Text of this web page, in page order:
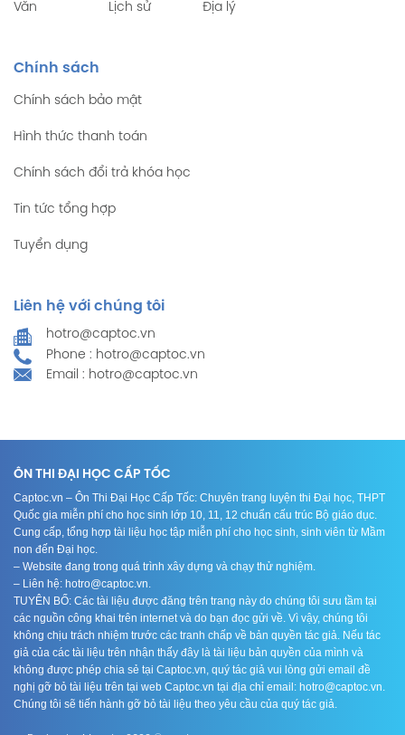
Văn Lịch sử Địa lý
Chính sách
Chính sách bảo mật
Hình thức thanh toán
Chính sách đổi trả khóa học
Tin tức tổng hợp
Tuyển dụng
Liên hệ với chúng tôi
hotro@captoc.vn
Phone : hotro@captoc.vn
Email : hotro@captoc.vn
ÔN THI ĐẠI HỌC CẤP TỐC
Captoc.vn – Ôn Thi Đại Học Cấp Tốc: Chuyên trang luyện thi Đại học, THPT
Quốc gia miễn phí cho học sinh lớp 10, 11, 12 chuẩn cấu trúc Bộ giáo dục.
Cung cấp, tổng hợp tài liệu học tập miễn phí cho học sinh, sinh viên từ Mầm
non đến Đại học.
– Website đang trong quá trình xây dựng và chạy thử nghiệm.
– Liên hệ: hotro@captoc.vn.
TUYÊN BỐ: Các tài liệu được đăng trên trang này do chúng tôi sưu tầm tại
các nguồn công khai trên internet và do bạn đọc gửi về. Vì vậy, chúng tôi
không chịu trách nhiệm trước các tranh chấp về bản quyền tác giả. Nếu tác
giả của các tài liệu trên nhận thấy đây là tài liệu bản quyền của mình và
không được phép chia sẻ tại Captoc.vn, quý tác giả vui lòng gửi email đề
nghị gỡ bỏ tài liệu trên tại web Captoc.vn tại địa chỉ email: hotro@captoc.vn.
Chúng tôi sẽ tiến hành gỡ bỏ tài liệu theo yêu cầu của quý tác giả.